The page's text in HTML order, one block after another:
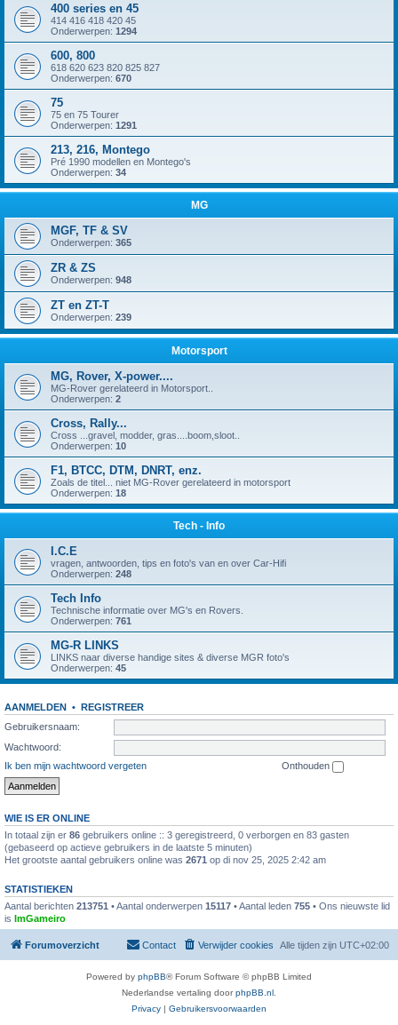
400 series en 45
414 416 418 420 45
Onderwerpen: 1294
600, 800
618 620 623 820 825 827
Onderwerpen: 670
75
75 en 75 Tourer
Onderwerpen: 1291
213, 216, Montego
Pré 1990 modellen en Montego's
Onderwerpen: 34
MG
MGF, TF & SV
Onderwerpen: 365
ZR & ZS
Onderwerpen: 948
ZT en ZT-T
Onderwerpen: 239
Motorsport
MG, Rover, X-power....
MG-Rover gerelateerd in Motorsport..
Onderwerpen: 2
Cross, Rally...
Cross ...gravel, modder, gras....boom,sloot..
Onderwerpen: 10
F1, BTCC, DTM, DNRT, enz.
Zoals de titel... niet MG-Rover gerelateerd in motorsport
Onderwerpen: 18
Tech - Info
I.C.E
vragen, antwoorden, tips en foto's van en over Car-Hifi
Onderwerpen: 248
Tech Info
Technische informatie over MG's en Rovers.
Onderwerpen: 761
MG-R LINKS
LINKS naar diverse handige sites & diverse MGR foto's
Onderwerpen: 45
AANMELDEN • REGISTREER
Gebruikersnaam:
Wachtwoord:
Ik ben mijn wachtwoord vergeten
Onthouden
WIE IS ER ONLINE
In totaal zijn er 86 gebruikers online :: 3 geregistreerd, 0 verborgen en 83 gasten
(gebaseerd op actieve gebruikers in de laatste 5 minuten)
Het grootste aantal gebruikers online was 2671 op di nov 25, 2025 2:42 am
STATISTIEKEN
Aantal berichten 213751 • Aantal onderwerpen 15117 • Aantal leden 755 • Ons nieuwste lid
is ImGameiro
Forumoverzicht Alle tijden zijn UTC+02:00
Verwijder cookies
Contact
Powered by phpBB® Forum Software © phpBB Limited
Nederlandse vertaling doorphpBB.nl
Privacy | Gebruikersvoorwaarden